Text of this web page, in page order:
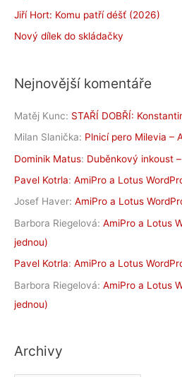
Jiří Hort: Komu patří déšť (2026)
Nový dílek do skládačky
Nejnovější komentáře
Matěj Kunc: STAŘÍ DOBŘÍ:
Milan Slanička: Plnicí pero Milevia –
Dominik Matus: Duběnkový inkoust
Pavel Kotrla: AmiPro a Lotus
Josef Haver: AmiPro a Lotus
Barbora Riegelová: AmiPro a Lotus
jednou)
Pavel Kotrla: AmiPro a Lotus
Barbora Riegelová: AmiPro a Lotus
jednou)
Archivy